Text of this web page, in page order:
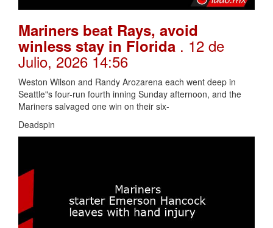
Mariners beat Rays, avoid
winless stay in Florida . 12 de
Julio, 2026 14:56
Weston Wilson and Randy Arozarena each went deep in
Seattle"s four-run fourth inning Sunday afternoon, and the
Mariners salvaged one win on their six-
Deadspin